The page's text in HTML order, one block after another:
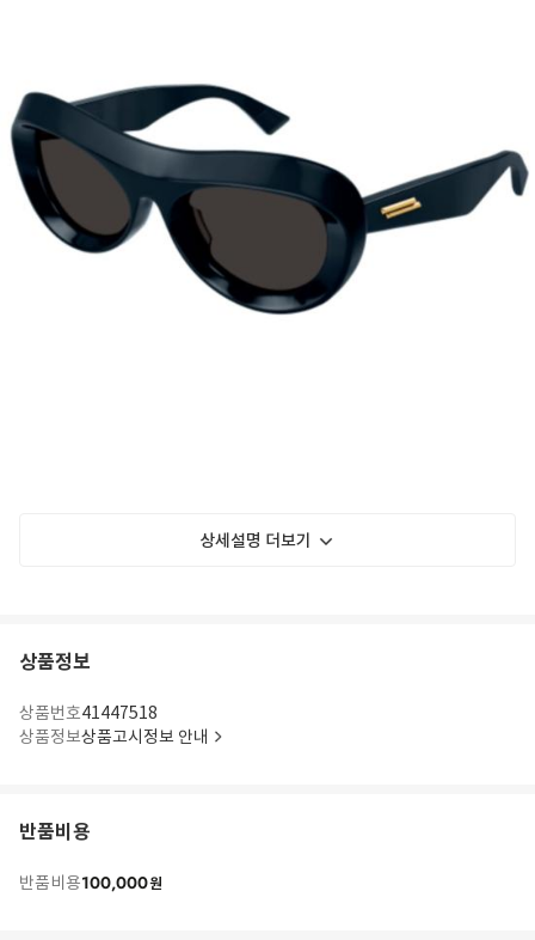
상세설명 더보기
상품정보
상품번호41447518
상품정보상품고시정보 안내
반품비용
반품비용100,000원